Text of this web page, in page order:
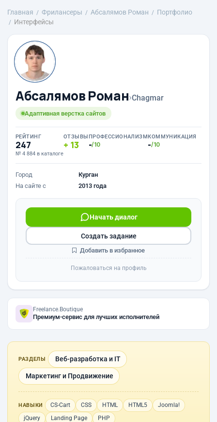
Главная Фрилансеры Абсалямов Роман
Портфолио
Интерфейсы
Абсалямов Роман›Chagmar
Адаптивная верстка сайтов
РЕЙТИНГ
247
№ 4 884 в каталоге
ОТЗЫВЫ
13
ПРОФЕССИОНАЛИЗМ
-/10
КОММУНИКАЦИЯ
-/10
Город
Курган
На сайте с
2013 года
Начать диалог
Создать задание
Добавить в избранное
Пожаловаться на профиль
Freelance.Boutique
Премиум-сервис для лучших исполнителей
РАЗДЕЛЫ Веб-разработка и IT
Маркетинг и Продвижение
НАВЫКИ CS-Cart CSS HTML HTML5
Joomla!
jQuery
Landing Page
PHP